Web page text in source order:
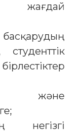
жағдай
және
негізгі